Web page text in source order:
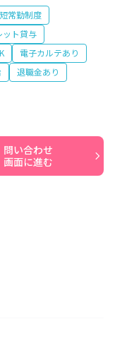
常勤制度
ット貸与
電子カルテあり
退職金あり
問い合わせ
画面に進む